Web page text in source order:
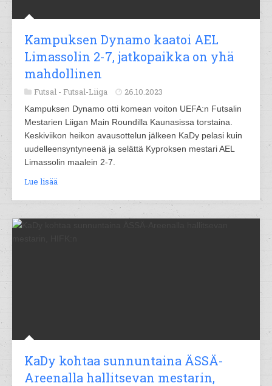
Kampuksen Dynamo kaatoi AEL
Limassolin 2-7, jatkopaikka on yhä
mahdollinen
Futsal - Futsal-Liiga 26.10.2023
Kampuksen Dynamo otti komean voiton UEFA:n Futsalin
Mestarien Liigan Main Roundilla Kaunasissa torstaina.
Keskiviikon heikon avausottelun jälkeen KaDy pelasi kuin
uudelleensyntyneenä ja selättä Kyproksen mestari AEL
Limassolin maalein 2-7.
Lue lisää
KaDy kohtaa sunnuntaina ÄSSÄ-
Areenalla hallitsevan mestarin,